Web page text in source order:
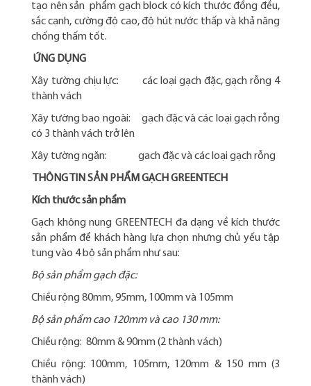
tạo nên sản phẩm gạch block có kích thước đồng đều,
sắc cạnh, cường độ cao, độ hút nước thấp và khả năng
chống thấm tốt.
ỨNG DỤNG
Xây tường chịu lực: các loại gạch đặc, gạch rỗng 4
thành vách
Xây tường bao ngoài: gạch đặc và các loại gạch rỗng
có 3 thành vách trở lên
Xây tường ngăn: gach đặc và các loại gạch rỗng
THÔNG TIN SẢN PHẨM GẠCH GREENTECH
Kích thước sản phẩm
Gạch không nung GREENTECH đa dạng về kích thước
sản phẩm để khách hàng lựa chọn nhưng chủ yếu tập
tung vào 4 bộ sản phẩm như sau:
Bộ sản phẩm gạch đặc:
Chiều rộng 80mm, 95mm, 100mm và 105mm
Bộ sản phẩm cao 120mm và cao 130 mm:
Chiều rộng: 80mm & 90mm (2 thành vách)
Chiều rộng: 100mm, 105mm, 120mm & 150 mm (3
thành vách)